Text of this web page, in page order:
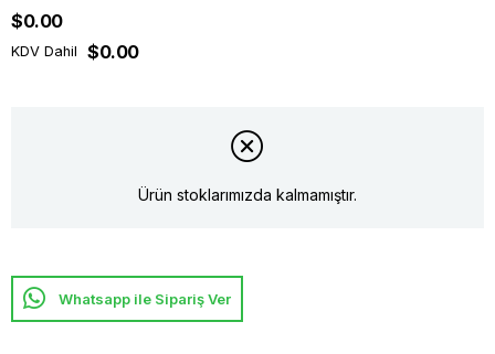
$0.00
KDV Dahil $0.00
Ürün stoklarımızda kalmamıştır.
Whatsapp ile Sipariş Ver